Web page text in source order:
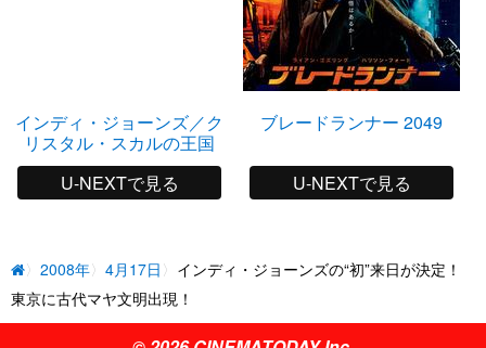
インディ・ジョーンズ／ク
リスタル・スカルの王国
U-NEXTで見る
ブレードランナー 2049
U-NEXTで見る
2008年 4月17日
インディ・ジョーンズの“初”来日が決定！
東京に古代マヤ文明出現！